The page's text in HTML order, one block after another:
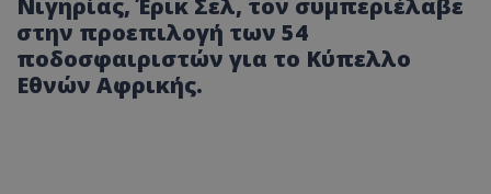
στην προεπιλογή των 54
ποδοσφαιριστών για το Κύπελλο
Εθνών Αφρικής.